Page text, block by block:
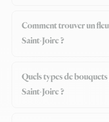
Comment trouver un
Saint-Joire ?
Quels types de
Saint-Joire ?